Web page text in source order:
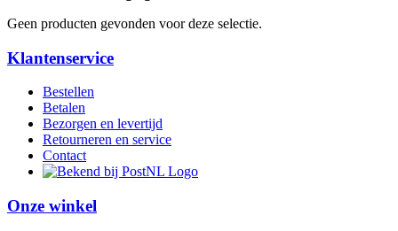
Geen producten gevonden voor deze selectie.
Klantenservice
Bestellen
Betalen
Bezorgen en levertijd
Retourneren en service
Contact
Onze winkel